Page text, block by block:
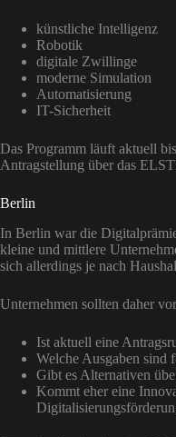
künstliche Intelligenz
Robotik
digitale Zwillinge
moderne Simulation
Automatisierung
IT-Sicherheit
Das Programm läuft aktuell
Antragstellung über das
Berlin
In Berlin war die
kleine und mittlere
sich allerdings je nach
Unternehmen sollten daher
Ist aktuell eine
Welche Ausgaben sind
Gibt es Alternativen
Kommt eher eine